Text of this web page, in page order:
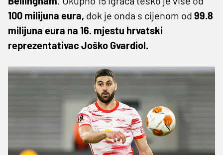
100 milijuna eura, dok je onda s cijenom od 99.8
milijuna eura na 16. mjestu hrvatski
reprezentativac Joško Gvardiol.